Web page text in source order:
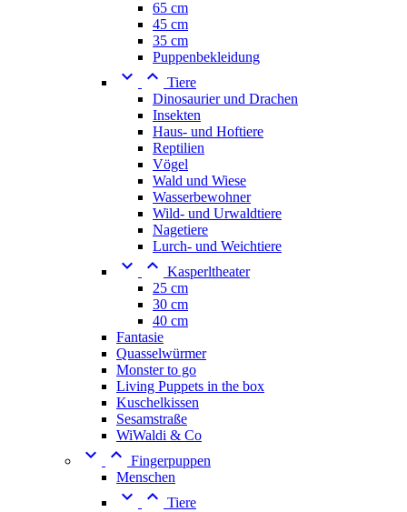
65 cm
45 cm
35 cm
Puppenbekleidung
  Tiere
Dinosaurier und Drachen
Insekten
Haus- und Hoftiere
Reptilien
Vögel
Wald und Wiese
Wasserbewohner
Wild- und Urwaldtiere
Nagetiere
Lurch- und Weichtiere
  Kasperltheater
25 cm
30 cm
40 cm
Fantasie
Quasselwürmer
Monster to go
Living Puppets in the box
Kuschelkissen
Sesamstraße
WiWaldi & Co
  Fingerpuppen
Menschen
  Tiere